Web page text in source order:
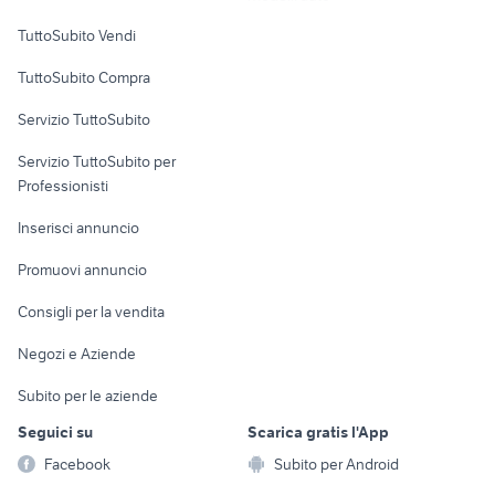
Informatica
Console e
Fotografia
Telefonia
Biciclette
TuttoSubito Vendi
TuttoSubito Compra
Servizio TuttoSubito
Servizio TuttoSubito per
Professionisti
Inserisci annuncio
Promuovi annuncio
Consigli per la vendita
Negozi e Aziende
Subito per le aziende
Seguici su
Facebook
Scarica gratis l'App
Subito per Android